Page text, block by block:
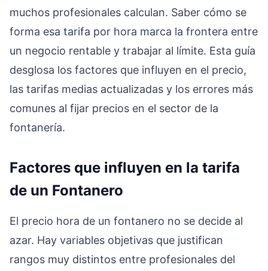
muchos profesionales calculan. Saber cómo se
forma esa tarifa por hora marca la frontera entre
un negocio rentable y trabajar al límite. Esta guía
desglosa los factores que influyen en el precio,
las tarifas medias actualizadas y los errores más
comunes al fijar precios en el sector de la
fontanería.
Factores que influyen en la tarifa
de un Fontanero
El precio hora de un fontanero no se decide al
azar. Hay variables objetivas que justifican
rangos muy distintos entre profesionales del